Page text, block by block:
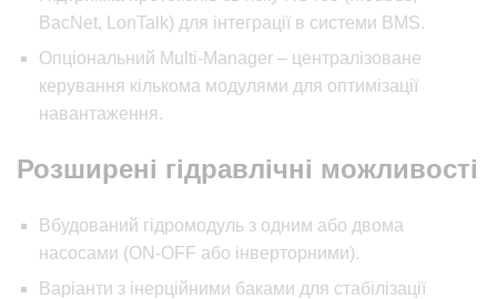
BacNet, LonTalk) для інтеграції в системи BMS.
Опціональний Multi-Manager – централізоване
керування кількома модулями для оптимізації
навантаження.
Розширені гідравлічні можливості
Вбудований гідромодуль з одним або двома
насосами (ON-OFF або інверторними).
Варіанти з інерційними баками для стабілізації